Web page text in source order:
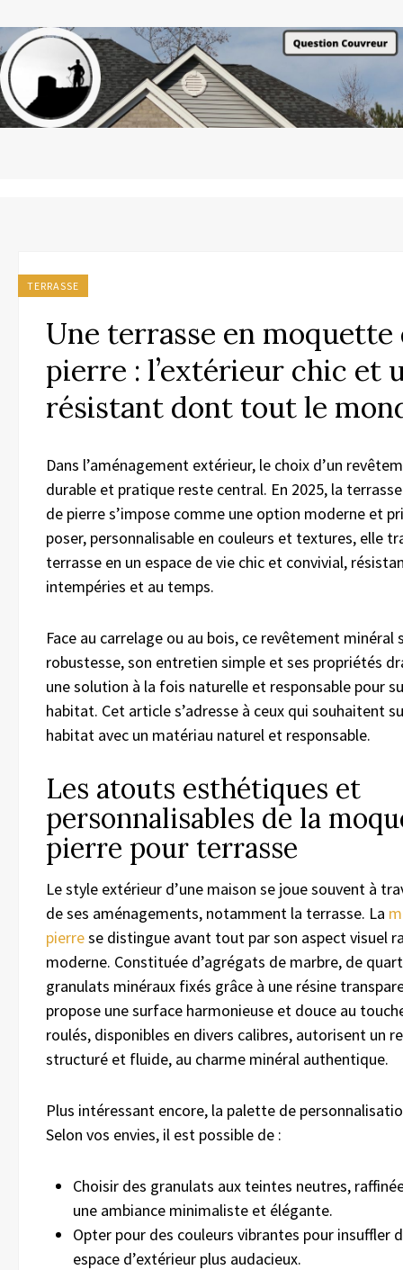
TERRASSE
Une terrasse en moquette
pierre : l’extérieur chic et
résistant dont tout le
Dans l’aménagement extérieur, le choix d’un
durable et pratique reste central. En 2025, la
de pierre s’impose comme une option moderne et
poser, personnalisable en couleurs et textures, elle
terrasse en un espace de vie chic et convivial,
intempéries et au temps.
Face au carrelage ou au bois, ce revêtement minéral
robustesse, son entretien simple et ses propriétés
une solution à la fois naturelle et responsable pour
habitat. Cet article s’adresse à ceux qui souhaitent
habitat avec un matériau naturel et responsable.
Les atouts esthétiques et
personnalisables de la
pierre pour terrasse
Le style extérieur d’une maison se joue souvent à
de ses aménagements, notamment la terrasse. La
pierrese distingue avant tout par son aspect visuel
moderne. Constituée d’agrégats de marbre, de
granulats minéraux fixés grâce à une résine
propose une surface harmonieuse et douce au
roulés, disponibles en divers calibres, autorisent un
structuré et fluide, au charme minéral authentique.
Plus intéressant encore, la palette de
Selon vos envies, il est possible de :
Choisir des granulats aux teintes neutres,
une ambiance minimaliste et élégante.
Opter pour des couleurs vibrantes pour insuffler
espace d’extérieur plus audacieux.